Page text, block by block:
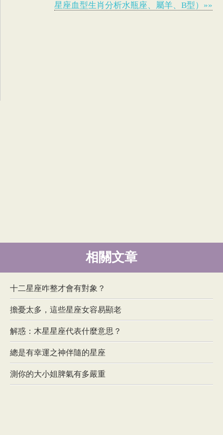
星座血型生肖分析水瓶座、屬羊、B型）»»
相關文章
十二星座咋整才會有對象？
擔憂太多，這些星座女容易顯老
解惑：木星星座代表什麼意思？
總是有幸運之神伴隨的星座
測你的大小姐脾氣有多嚴重